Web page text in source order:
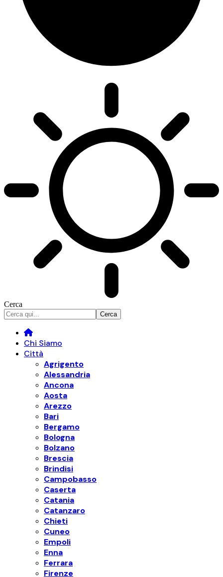
Cerca
Chi Siamo
Città
Agrigento
Alessandria
Ancona
Aosta
Arezzo
Bari
Bergamo
Bologna
Bolzano
Brescia
Brindisi
Campobasso
Caserta
Catania
Catanzaro
Chieti
Cuneo
Empoli
Enna
Ferrara
Firenze